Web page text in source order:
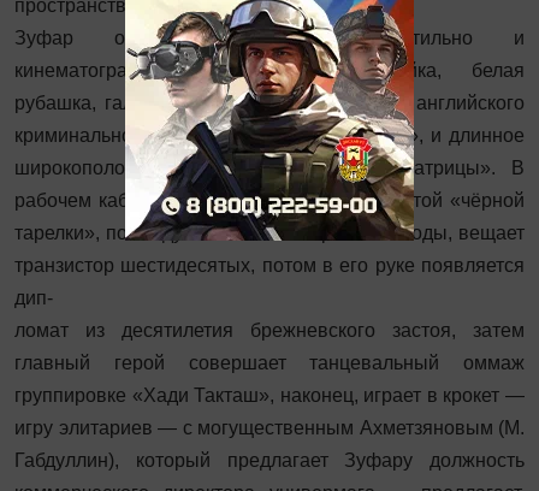
пространствами.
Зуфар одет не по-советски стильно и
кинематографично: кепка, костюм-тройка, белая
рубашка, галстук, как у героя популярного английского
криминального сериала «Острые козырьки», и длинное
широкополое пальто, как у Neo из «Матрицы». В
рабочем кабинете Зуфара вместо знаменитой «чёрной
тарелки», повсюду висевшей в сороковые годы, вещает
транзистор шестидесятых, потом в его руке появляется
дип-
ломат из десятилетия брежневского застоя, затем
главный герой совершает танцевальный оммаж
группировке «Хади Такташ», наконец, играет в крокет —
игру элитариев — с могущественным Ахметзяновым (М.
Габдуллин), который предлагает Зуфару должность